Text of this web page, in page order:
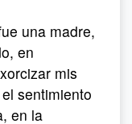
una madre,
en
mis
sentimiento
en la